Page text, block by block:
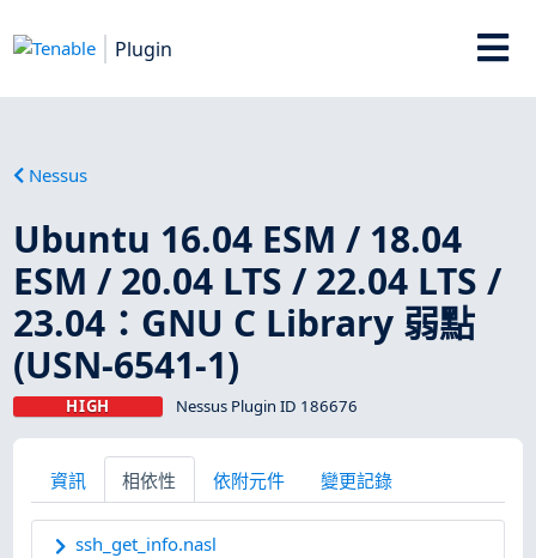
Plugin
Nessus
Ubuntu 16.04 ESM / 18.04
ESM / 20.04 LTS / 22.04 LTS /
23.04：GNU C Library 弱點
(USN-6541-1)
HIGH Nessus Plugin ID 186676
資訊 相依性 依附元件 變更記錄
ssh_get_info.nasl